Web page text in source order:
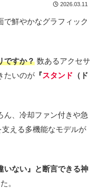
2026.03.11
で鮮やかなグラフィック
ですか？ 数あるアクセサ
たいのが 『スタンド （ド
ん、冷却ファン付きや急
える多機能なモデルが
いない』と断言できる神
。